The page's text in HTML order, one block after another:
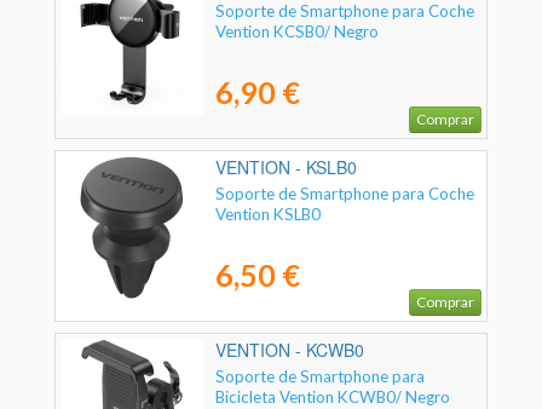
Soporte de Smartphone para Coche
Vention KCSB0/ Negro
6,90 €
Comprar
VENTION - KSLB0
Soporte de Smartphone para Coche
Vention KSLB0
6,50 €
Comprar
VENTION - KCWB0
Soporte de Smartphone para
Bicicleta Vention KCWB0/ Negro